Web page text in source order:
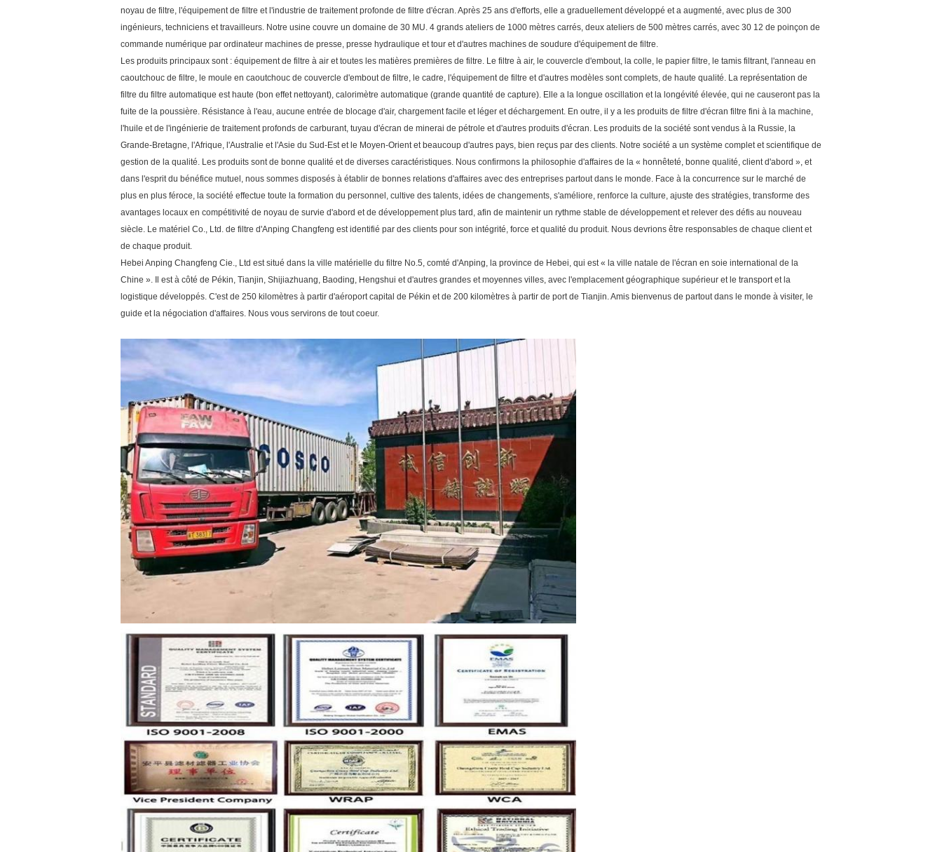
noyau de filtre, l'équipement de filtre et l'industrie de traitement profonde de filtre d'écran. Après 25 ans d'efforts, elle a graduellement développé et a augmenté, avec plus de 300
ingénieurs, techniciens et travailleurs. Notre usine couvre un domaine de 30 MU. 4 grands ateliers de 1000 mètres carrés, deux ateliers de 500 mètres carrés, avec 30 12 de poinçon de
commande numérique par ordinateur machines de presse, presse hydraulique et tour et d'autres machines de soudure d'équipement de filtre.
Les produits principaux sont : équipement de filtre à air et toutes les matières premières de filtre. Le filtre à air, le couvercle d'embout, la colle, le papier filtre, le tamis filtrant, l'anneau en
caoutchouc de filtre, le moule en caoutchouc de couvercle d'embout de filtre, le cadre, l'équipement de filtre et d'autres modèles sont complets, de haute qualité. La représentation de
filtre du filtre automatique est haute (bon effet nettoyant), calorimètre automatique (grande quantité de capture). Elle a la longue oscillation et la longévité élevée, qui ne causeront pas la
fuite de la poussière. Résistance à l'eau, aucune entrée de blocage d'air, chargement facile et léger et déchargement. En outre, il y a les produits de filtre d'écran filtre fini à la machine,
l'huile et de l'ingénierie de traitement profonds de carburant, tuyau d'écran de minerai de pétrole et d'autres produits d'écran. Les produits de la société sont vendus à la Russie, la
Grande-Bretagne, l'Afrique, l'Australie et l'Asie du Sud-Est et le Moyen-Orient et beaucoup d'autres pays, bien reçus par des clients. Notre société a un système complet et scientifique de
gestion de la qualité. Les produits sont de bonne qualité et de diverses caractéristiques. Nous confirmons la philosophie d'affaires de la « honnêteté, bonne qualité, client d'abord », et
dans l'esprit du bénéfice mutuel, nous sommes disposés à établir de bonnes relations d'affaires avec des entreprises partout dans le monde. Face à la concurrence sur le marché de
plus en plus féroce, la société effectue toute la formation du personnel, cultive des talents, idées de changements, s'améliore, renforce la culture, ajuste des stratégies, transforme des
avantages locaux en compétitivité de noyau de survie d'abord et de développement plus tard, afin de maintenir un rythme stable de développement et relever des défis au nouveau
siècle. Le matériel Co., Ltd. de filtre d'Anping Changfeng est identifié par des clients pour son intégrité, force et qualité du produit. Nous devrions être responsables de chaque client et
de chaque produit.
Hebei Anping Changfeng Cie., Ltd est situé dans la ville matérielle du filtre No.5, comté d'Anping, la province de Hebei, qui est « la ville natale de l'écran en soie international de la
Chine ». Il est à côté de Pékin, Tianjin, Shijiazhuang, Baoding, Hengshui et d'autres grandes et moyennes villes, avec l'emplacement géographique supérieur et le transport et la
logistique développés. C'est de 250 kilomètres à partir d'aéroport capital de Pékin et de 200 kilomètres à partir de port de Tianjin. Amis bienvenus de partout dans le monde à visiter, le
guide et la négociation d'affaires. Nous vous servirons de tout coeur.